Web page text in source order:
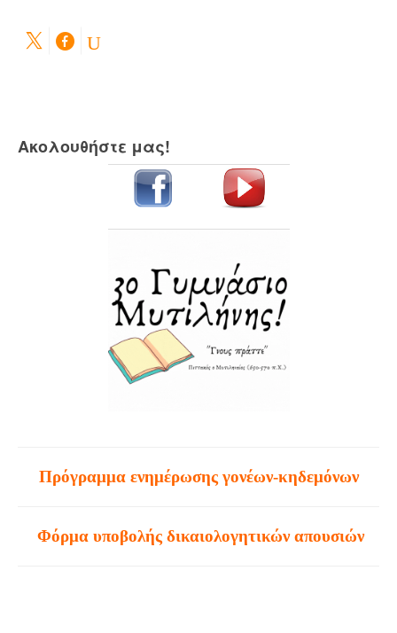
Ακολουθήστε μας!
Πρόγραμμα ενημέρωσης γονέων-κηδεμόνων
Φόρμα υποβολής δικαιολογητικών απουσιών